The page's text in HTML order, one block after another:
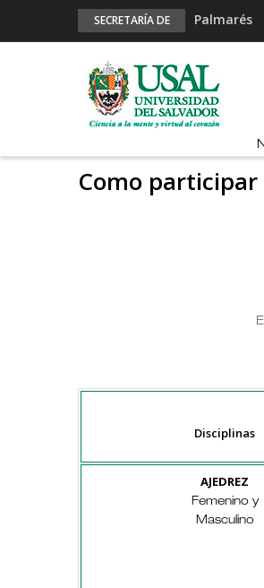
SECRETARÍA DE
Palmarés
Esports
USAL en los
JUAR
Fútbol
Como participar
Disciplinas
AJEDREZ
Femenino y
Masculino